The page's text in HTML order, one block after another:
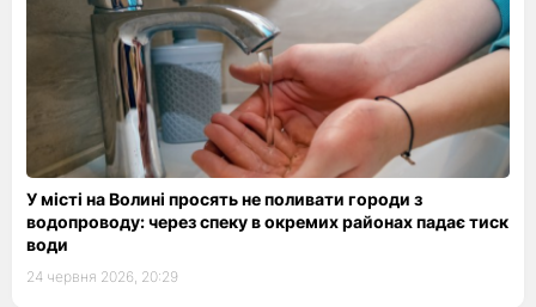
У місті на Волині просять не поливати городи з
водопроводу: через спеку в окремих районах падає тиск
води
24 червня 2026, 20:29